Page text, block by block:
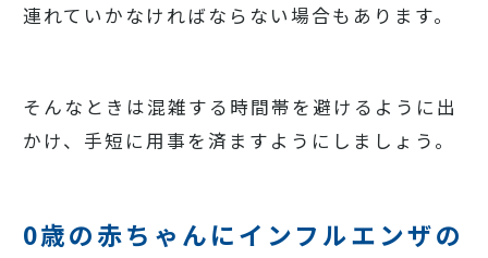
連れていかなければならない場合もあります。
そんなときは混雑する時間帯を避けるように出
かけ、手短に用事を済ますようにしましょう。
0歳の赤ちゃんにインフルエンザの